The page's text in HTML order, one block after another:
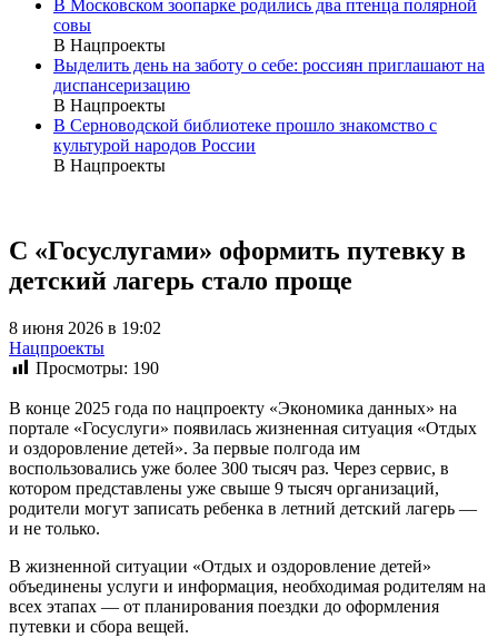
В Московском зоопарке родились два птенца полярной
совы
В Нацпроекты
Выделить день на заботу о себе: россиян приглашают на
диспансеризацию
В Нацпроекты
В Серноводской библиотеке прошло знакомство с
культурой народов России
В Нацпроекты
С «Госуслугами» оформить путевку в
детский лагерь стало проще
8 июня 2026 в 19:02
Нацпроекты
Просмотры: 190
В конце 2025 года по нацпроекту «Экономика данных» на
портале «Госуслуги» появилась жизненная ситуация «Отдых
и оздоровление детей». За первые полгода им
воспользовались уже более 300 тысяч раз. Через сервис, в
котором представлены уже свыше 9 тысяч организаций,
родители могут записать ребенка в летний детский лагерь —
и не только.
В жизненной ситуации «Отдых и оздоровление детей»
объединены услуги и информация, необходимая родителям на
всех этапах — от планирования поездки до оформления
путевки и сбора вещей.